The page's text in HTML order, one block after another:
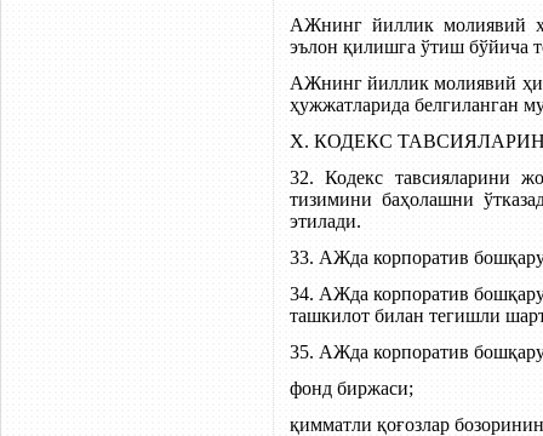
АЖнинг йиллик молиявий
эълон қилишга ўтиш бўйича
АЖнинг йиллик молиявий
ҳужжатларида белгиланган
X. КОДЕКС
32. Кодекс тавсияларини
тизимини баҳолашни
этилади.
33. АЖда корпоратив
34. АЖда корпоратив
ташкилот билан тегишли
35. АЖда корпоратив
фонд биржаси;
қимматли қоғозлар